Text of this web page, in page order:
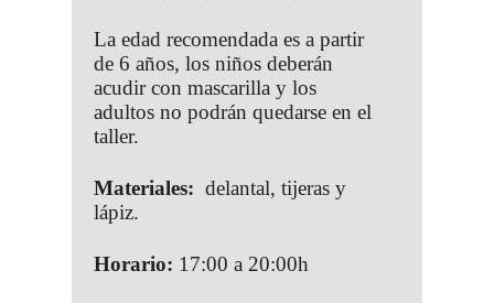
La edad recomendada es a partir
de 6 años, los niños deberán
acudir con mascarilla y los
adultos no podrán quedarse en el
taller.
Materiales: delantal, tijeras y
lápiz.
Horario: 17:00 a 20:00h